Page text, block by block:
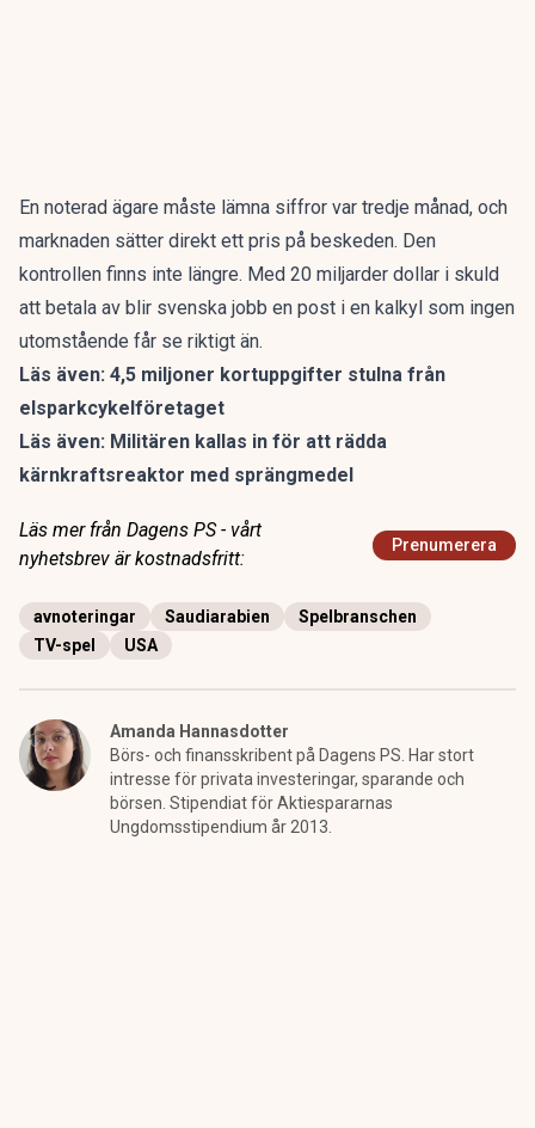
En noterad ägare måste lämna siffror var tredje månad, och
marknaden sätter direkt ett pris på beskeden. Den
kontrollen finns inte längre. Med 20 miljarder dollar i skuld
att betala av blir svenska jobb en post i en kalkyl som ingen
utomstående får se riktigt än.
Läs även: 4,5 miljoner kortuppgifter stulna från
elsparkcykelföretaget
Läs även: Militären kallas in för att rädda
kärnkraftsreaktor med sprängmedel
Läs mer från Dagens PS - vårt
nyhetsbrev är kostnadsfritt:
Prenumerera
avnoteringar Saudiarabien
Spelbranschen
TV-spel
USA
Amanda Hannasdotter
Börs- och finansskribent på Dagens PS. Har stort
intresse för privata investeringar, sparande och
börsen. Stipendiat för Aktiespararnas
Ungdomsstipendium år 2013.